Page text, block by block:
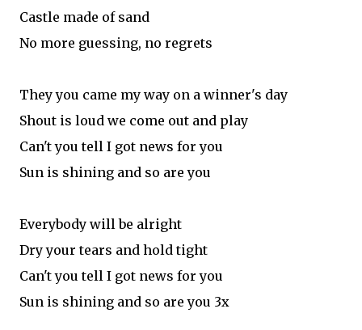
Castle made of sand
No more guessing, no regrets
They you came my way on a winner's day
Shout is loud we come out and play
Can't you tell I got news for you
Sun is shining and so are you
Everybody will be alright
Dry your tears and hold tight
Can't you tell I got news for you
Sun is shining and so are you 3x